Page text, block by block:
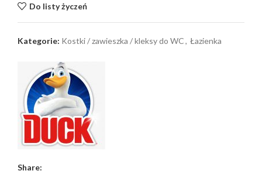
Do listy życzeń
Kategorie: Kostki / zawieszka / kleksy do WC, Łazienka
Share: